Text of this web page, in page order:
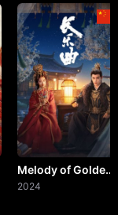
Melody of Golden
Age
2024